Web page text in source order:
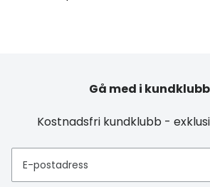
Gå med i
Kostnadsfri kundklubb -
E-postadress